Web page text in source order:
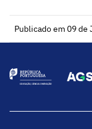
Publicado em 09 de